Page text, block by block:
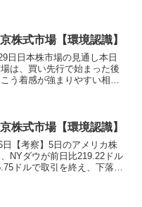
株式市場【環境認識】
日日本株市場の見通し本日
は、買い先行で始まった後
う着感が強まりやすい相場
...株式市場【環境認識】
日【考察】5日のアメリカ株
NYダウが前日比219.22ドル
ドルで取引を終え、下落し